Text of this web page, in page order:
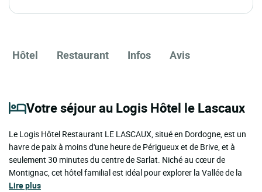
Hôtel Restaurant Infos Avis
Votre séjour au Logis Hôtel le Lascaux
Le Logis Hôtel Restaurant LE LASCAUX, situé en Dordogne, est un
havre de paix à moins d'une heure de Périgueux et de Brive, et à
seulement 30 minutes du centre de Sarlat. Niché au cœur de
Montignac, cet hôtel familial est idéal pour explorer la Vallée de la
Lire plus